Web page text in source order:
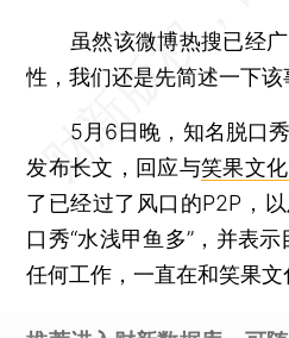
虽然该微博热搜已经广
性，我们还是先简述一下该
5月6日晚，知名脱口秀
发布长文，回应与笑果文化
了已经过了风口的P2P，
口秀“水浅甲鱼多”，并表
任何工作，一直在和笑果文